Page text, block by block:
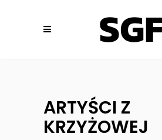
ARTYŚCI Z
KRZYŻOWEJ